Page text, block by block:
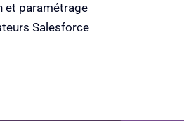
et paramétrage
Salesforce